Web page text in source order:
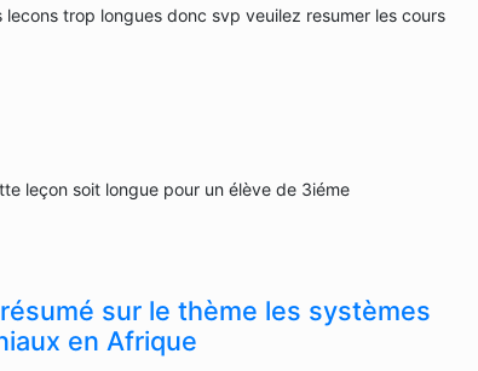
lecons trop longues donc svp veuilez resumer les cours
leçon soit longue pour un élève de 3iéme
sur le thème les systèmes
en Afrique